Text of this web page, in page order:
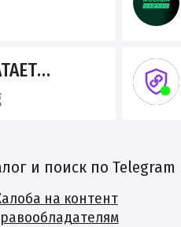
и поиск по Telegram
на контент